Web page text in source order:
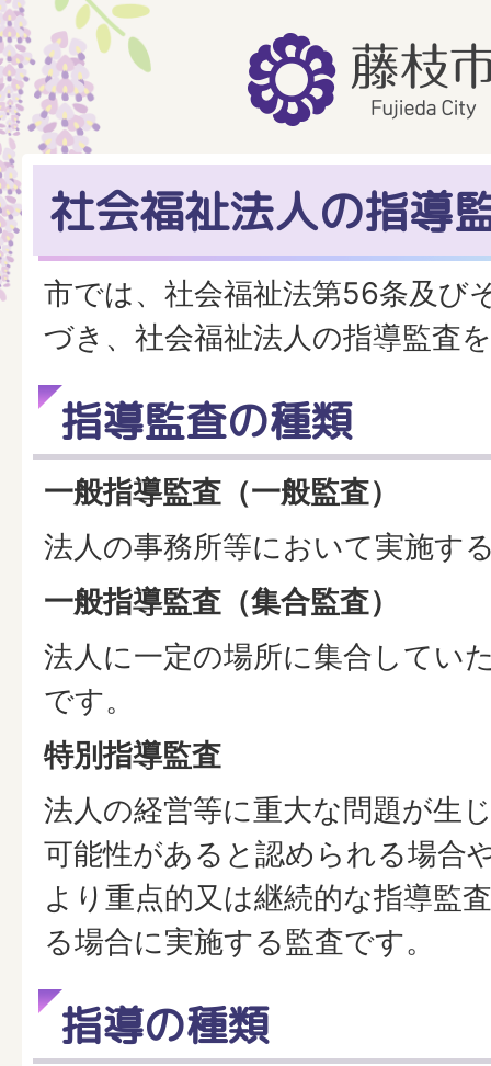
社会福祉法人の指導
市では、社会福祉法第56条及び
づき、社会福祉法人の指導監査
指導監査の種類
一般指導監査（一般監査）
法人の事務所等において実施す
一般指導監査（集合監査）
法人に一定の場所に集合してい
です。
特別指導監査
法人の経営等に重大な問題が生
可能性があると認められる場合
より重点的又は継続的な指導監
る場合に実施する監査です。
指導の種類